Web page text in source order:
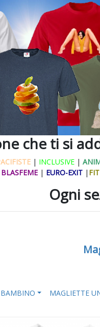
che ti si
| INCLUSIVE |
BLASFEME | EURO-EXIT |
Ogni
MAGLIETTE